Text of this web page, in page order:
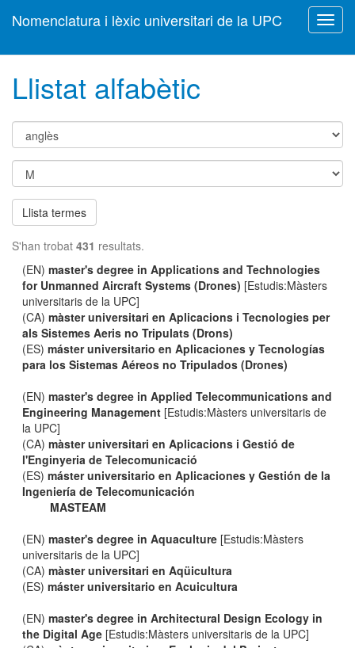
Nomenclatura i lèxic universitari de la UPC
Llistat alfabètic
Llista termes
S'han trobat 431 resultats.
(EN)master's degree in Applications and Technologies
for Unmanned Aircraft Systems (Drones) [Estudis:Màsters
universitaris de la UPC]
(CA)màster universitari en Aplicacions i Tecnologies per
als Sistemes Aeris no Tripulats (Drons)
(ES)máster universitario en Aplicaciones y Tecnologías
para los Sistemas Aéreos no Tripulados (Drones)
(EN)master's degree in Applied Telecommunications and
Engineering Management [Estudis:Màsters universitaris de
la UPC]
(CA)màster universitari en Aplicacions i Gestió de
l'Enginyeria de Telecomunicació
(ES)máster universitario en Aplicaciones y Gestión de la
Ingeniería de Telecomunicación
MASTEAM
(EN)master's degree in Aquaculture [Estudis:Màsters
universitaris de la UPC]
(CA)màster universitari en Aqüicultura
(ES)máster universitario en Acuicultura
(EN)master's degree in Architectural Design Ecology in
the Digital Age [Estudis:Màsters universitaris de la UPC]